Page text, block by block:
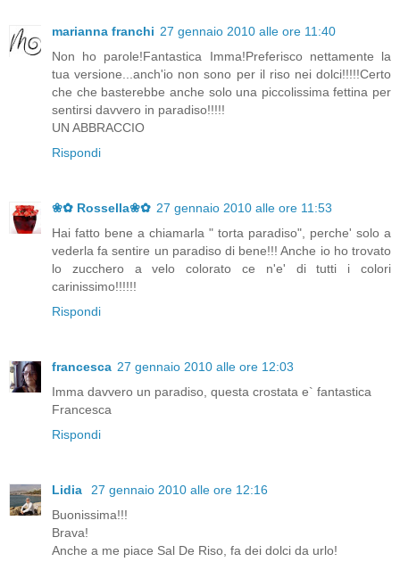
marianna franchi 27 gennaio 2010 alle ore 11:40
Non ho parole!Fantastica Imma!Preferisco nettamente la
tua versione...anch'io non sono per il riso nei dolci!!!!!Certo
che che basterebbe anche solo una piccolissima fettina per
sentirsi davvero in paradiso!!!!!
UN ABBRACCIO
Rispondi
❀✿ Rossella❀✿ 27 gennaio 2010 alle ore 11:53
Hai fatto bene a chiamarla " torta paradiso", perche' solo a
vederla fa sentire un paradiso di bene!!! Anche io ho trovato
lo zucchero a velo colorato ce n'e' di tutti i colori
carinissimo!!!!!!
Rispondi
francesca 27 gennaio 2010 alle ore 12:03
Imma davvero un paradiso, questa crostata e` fantastica
Francesca
Rispondi
Lidia
27 gennaio 2010 alle ore 12:16
Buonissima!!!
Brava!
Anche a me piace Sal De Riso, fa dei dolci da urlo!